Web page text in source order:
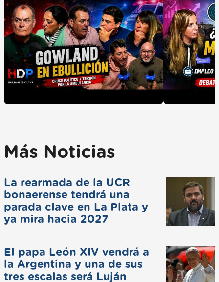
Más Noticias
La rearmada de la UCR
bonaerense tendrá una
parada clave en La Plata y
ya mira hacia 2027
El papa León XIV vendrá a
la Argentina y una de sus
tres escalas será Luján